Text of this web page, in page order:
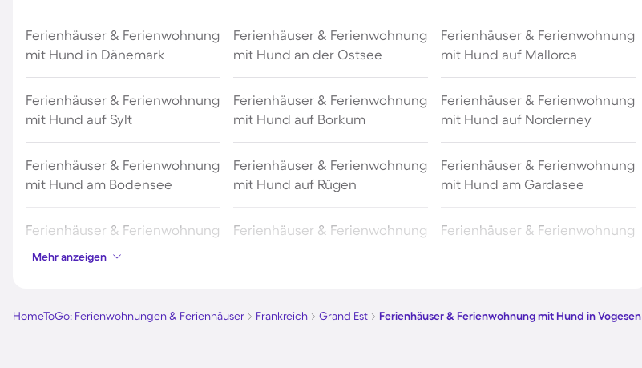
Ferienhäuser & Ferienwohnung
mit Hund in Dänemark
Ferienhäuser & Ferienwohnung
mit Hund an der Ostsee
Ferienhäuser & Ferienwohnung
mit Hund auf Mallorca
Ferienhäuser & Ferienwohnung
mit Hund auf Sylt
Ferienhäuser & Ferienwohnung
mit Hund auf Borkum
Ferienhäuser & Ferienwohnung
mit Hund auf Norderney
Ferienhäuser & Ferienwohnung
mit Hund am Bodensee
Ferienhäuser & Ferienwohnung
mit Hund auf Rügen
Ferienhäuser & Ferienwohnung
mit Hund am Gardasee
Ferienhäuser & Ferienwohnung
mit Hund an der Nordsee
Ferienhäuser & Ferienwohnung
Ferienhäuser & Ferienwohnung
mit Hund auf Fehmarn
mit Hund in Österreich
mit Hund in Kühlungsborn
Mehr anzeigen
HomeToGo: Ferienwohnungen & Ferienhäuser Frankreich Grand Est Ferienhäuser & Ferienwohnung mit Hund in Vogesen